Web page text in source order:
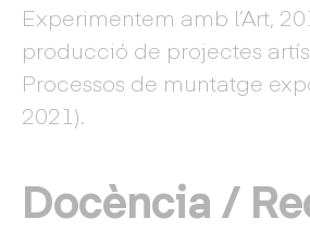
Experimentem amb l’Art,
producció de projectes
Processos de muntatge
2021).
Docència /